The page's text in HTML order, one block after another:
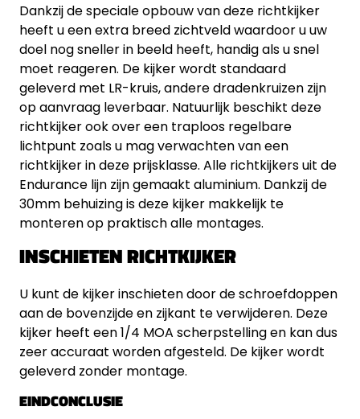
Dankzij de speciale opbouw van deze richtkijker
heeft u een extra breed zichtveld waardoor u uw
doel nog sneller in beeld heeft, handig als u snel
moet reageren. De kijker wordt standaard
geleverd met LR-kruis, andere dradenkruizen zijn
op aanvraag leverbaar. Natuurlijk beschikt deze
richtkijker ook over een traploos regelbare
lichtpunt zoals u mag verwachten van een
richtkijker in deze prijsklasse. Alle richtkijkers uit de
Endurance lijn zijn gemaakt aluminium. Dankzij de
30mm behuizing is deze kijker makkelijk te
monteren op praktisch alle montages.
INSCHIETEN RICHTKIJKER
U kunt de kijker inschieten door de schroefdoppen
aan de bovenzijde en zijkant te verwijderen. Deze
kijker heeft een 1/4 MOA scherpstelling en kan dus
zeer accuraat worden afgesteld. De kijker wordt
geleverd zonder montage.
EINDCONCLUSIE